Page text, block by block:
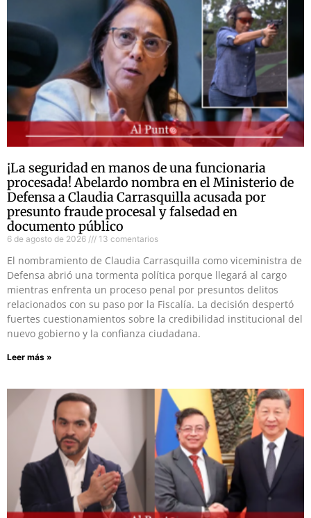
¡La seguridad en manos de una funcionaria
procesada! Abelardo nombra en el Ministerio de
Defensa a Claudia Carrasquilla acusada por
presunto fraude procesal y falsedad en
documento público
6 de agosto de 2026 13 comentarios
El nombramiento de Claudia Carrasquilla como viceministra de
Defensa abrió una tormenta política porque llegará al cargo
mientras enfrenta un proceso penal por presuntos delitos
relacionados con su paso por la Fiscalía. La decisión despertó
fuertes cuestionamientos sobre la credibilidad institucional del
nuevo gobierno y la confianza ciudadana.
Leer más »